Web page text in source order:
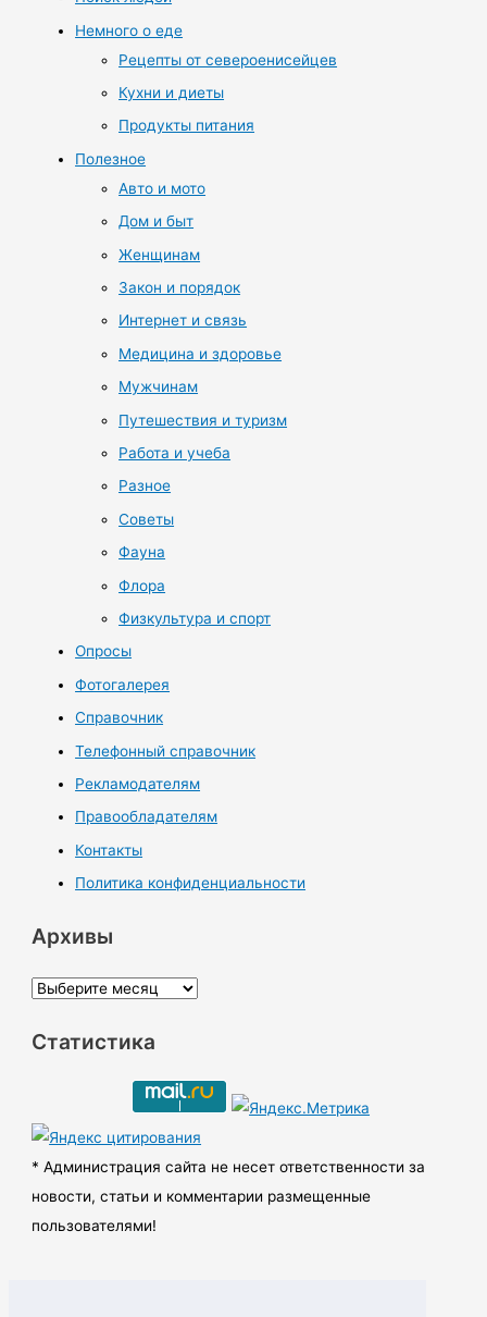
Немного о еде
Рецепты от североенисейцев
Кухни и диеты
Продукты питания
Полезное
Авто и мото
Дом и быт
Женщинам
Закон и порядок
Интернет и связь
Медицина и здоровье
Мужчинам
Путешествия и туризм
Работа и учеба
Разное
Советы
Фауна
Флора
Физкультура и спорт
Опросы
Фотогалерея
Справочник
Телефонный справочник
Рекламодателям
Правообладателям
Контакты
Политика конфиденциальности
Архивы
А
х
ы
Статистика
* Администрация сайта не несет ответственности за
новости, статьи и комментарии размещенные
пользователями!